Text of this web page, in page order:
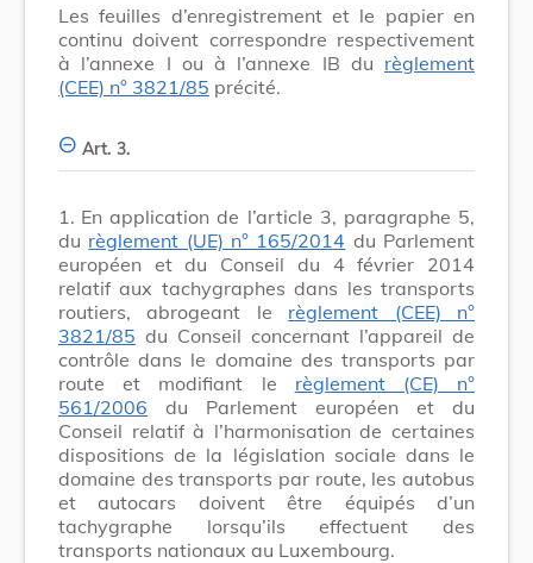
Les feuilles d’enregistrement et le papier en
continu doivent correspondre respectivement
à l’annexe I ou à l’annexe IB du règlement
(CEE) n° 3821/85 précité.
Art. 3.
1. En application de l’article 3, paragraphe 5,
du règlement (UE) n° 165/2014 du Parlement
européen et du Conseil du 4 février 2014
relatif aux tachygraphes dans les transports
routiers, abrogeant le règlement (CEE) n°
3821/85 du Conseil concernant l’appareil de
contrôle dans le domaine des transports par
route et modifiant le règlement (CE) n°
561/2006 du Parlement européen et du
Conseil relatif à l’harmonisation de certaines
dispositions de la législation sociale dans le
domaine des transports par route, les autobus
et autocars doivent être équipés d’un
tachygraphe lorsqu’ils effectuent des
transports nationaux au Luxembourg.